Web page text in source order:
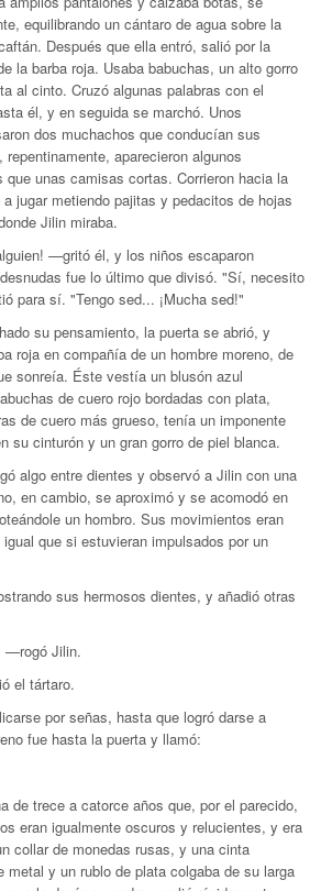
equilibrando un cántaro de agua sobre la
Después que ella entró, salió por la
la barba roja. Usaba babuchas, un alto gorro
al cinto. Cruzó algunas palabras con el
él, y en seguida se marchó. Unos
dos muchachos que conducían sus
aparecieron algunos
unas camisas cortas. Corrieron hacia la
jugar metiendo pajitas y pedacitos de hojas
Jilin miraba.
—gritó él, y los niños escaparon
fue lo último que divisó. "Sí, necesito
para sí. "Tengo sed... ¡Mucha sed!"
su pensamiento, la puerta se abrió, y
roja en compañía de un hombre moreno, de
sonreía. Éste vestía un blusón azul
de cuero rojo bordadas con plata,
de cuero más grueso, tenía un imponente
su cinturón y un gran gorro de piel blanca.
algo entre dientes y observó a Jilin con una
en cambio, se aproximó y se acomodó en
un hombro. Sus movimientos eran
que si estuvieran impulsados por un
sus hermosos dientes, y añadió otras
—rogó Jilin.
el tártaro.
por señas, hasta que logró darse a
fue hasta la puerta y llamó:
de trece a catorce años que, por el parecido,
eran igualmente oscuros y relucientes, y era
collar de monedas rusas, y una cinta
metal y un rublo de plata colgaba de su larga